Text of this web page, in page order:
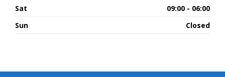
Sat
09:00 - 06:00
Sun
Closed